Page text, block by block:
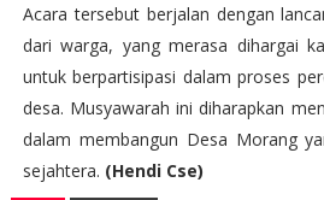
Acara tersebut berjalan dengan
dari warga, yang merasa dihargai
untuk berpartisipasi dalam proses
desa. Musyawarah ini diharapkan
dalam membangun Desa Morang
sejahtera. (Hendi Cse)